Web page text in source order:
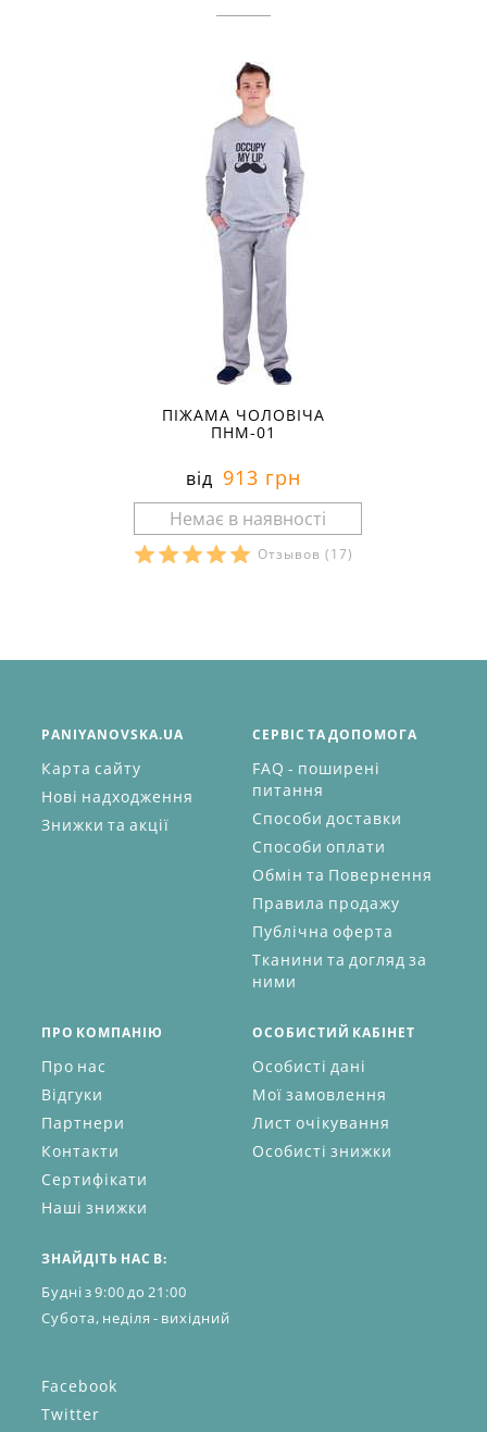
ПІЖАМА ЧОЛОВІЧА
ПНМ-01
від 913 грн
Отзывов (17)
PANIYANOVSKA.UA
Карта сайту
Нові надходження
Знижки та акції
СЕРВІС ТА ДОПОМОГА
FAQ - поширені
питання
Способи доставки
Способи оплати
Обмін та Повернення
Правила продажу
Публічна оферта
Тканини та догляд за
ними
ПРО КОМПАНІЮ
Про нас
Відгуки
Партнери
Контакти
Сертифікати
Наші знижки
ОСОБИСТИЙ КАБІНЕТ
Особисті дані
Мої замовлення
Лист очікування
Особисті знижки
ЗНАЙДІТЬ НАС В:
Будні з 9:00 до 21:00
Субота, неділя - вихідний
Facebook
Twitter